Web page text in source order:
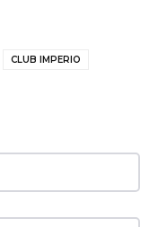
CLUB IMPERIO